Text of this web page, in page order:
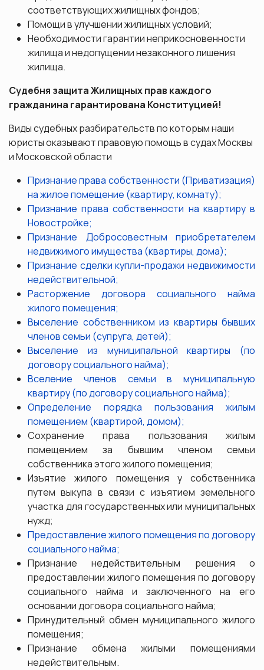
соответствующих жилищных фондов;
Помощи в улучшении жилищных условий;
Необходимости гарантии неприкосновенности
жилища и недопущении незаконного лишения
жилища.
Судебня защита Жилищных прав каждого
гражданина гарантирована Конституцией!
Виды судебных разбирательств по которым наши
юристы оказывают правовую помощь в судах Москвы
и Московской области
Признание права собственности (Приватизация)
на жилое помещение (квартиру, комнату);
Признание права собственности на квартиру в
Новостройке;
Признание Добросовестным приобретателем
недвижимого имущества (квартиры, дома);
Признание сделки купли-продажи недвижимости
недействительной;
Расторжение договора социального найма
жилого помещения;
Выселение собственником из квартиры бывших
членов семьи (супруга, детей);
Выселение из муниципальной квартиры (по
договору социального найма);
Вселение членов семьи в муниципальную
квартиру (по договору социального найма);
Определение порядка пользования жилым
помещением (квартирой, домом);
Сохранение права пользования жилым
помещением за бывшим членом семьи
собственника этого жилого помещения;
Изъятие жилого помещения у собственника
путем выкупа в связи с изъятием земельного
участка для государственных или муниципальных
нужд;
Предоставление жилого помещения по договору
социального найма;
Признание недействительным решения о
предоставлении жилого помещения по договору
социального найма и заключенного на его
основании договора социального найма;
Принудительный обмен муниципального жилого
помещения;
Признание обмена жилыми помещениями
недействительным.